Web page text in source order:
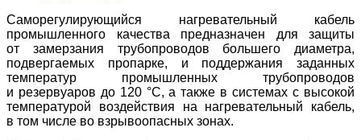
Саморегулирующийся нагревательный кабель
промышленного качества предназначен для защиты
от замерзания трубопроводов большего диаметра,
подвергаемых пропарке, и поддержания заданных
температур промышленных трубопроводов
и резервуаров до 120 °С, а также в системах с высокой
температурой воздействия на нагревательный кабель,
в том числе во взрывоопасных зонах.